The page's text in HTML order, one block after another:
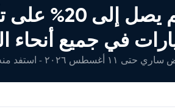
خصم يصل إلى 20%
في جميع أنحاء
أغسطس ٢٠٢٦ - استفد منه اليوم!